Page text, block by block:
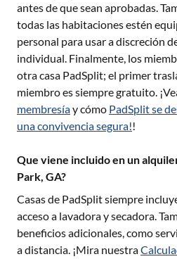
antes de que sean aprobadas.
todas las habitaciones estén
personal para usar a discreción
individual. Finalmente, los
otra casa PadSplit; el primer
miembro es siempre gratuito.
membresíay cómo PadSplit se
una convivencia segura!!
Que viene incluido en un
Park, GA?
Casas de PadSplit siempre
acceso a lavadora y secadora.
beneficios adicionales, como
a distancia. ¡Mira nuestra